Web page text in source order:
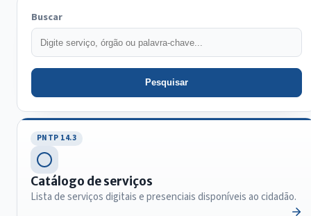
Buscar
Pesquisar
PNTP 14.3
Catálogo de serviços
Lista de serviços digitais e presenciais disponíveis ao cidadão.